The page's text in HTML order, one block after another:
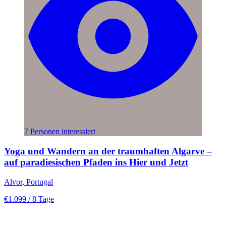
7 Personen interessiert
Yoga und Wandern an der traumhaften Algarve –
auf paradiesischen Pfaden ins Hier und Jetzt
Alvor, Portugal
€1.099 / 8 Tage